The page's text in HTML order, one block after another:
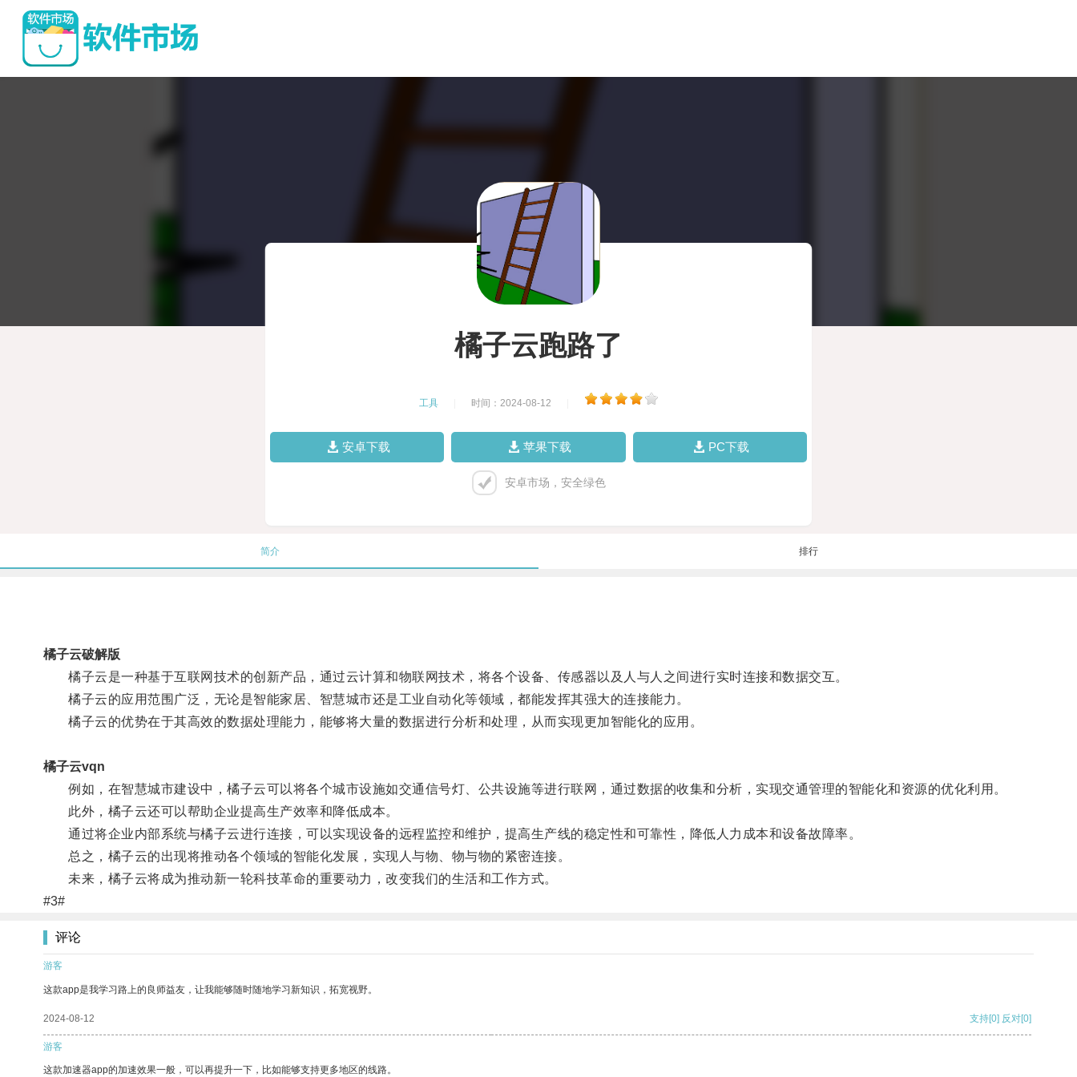
橘子云跑路了
工具 时间：2024-08-12
安卓下载 苹果下载 PC下载
安卓市场，安全绿色
简介 排行
橘子云破解版
橘子云是一种基于互联网技术的创新产品，通过云计算和物联网技术，将各个设备、传感器以及人与人之间进行实时连接和数据交互。
橘子云的应用范围广泛，无论是智能家居、智慧城市还是工业自动化等领域，都能发挥其强大的连接能力。
橘子云的优势在于其高效的数据处理能力，能够将大量的数据进行分析和处理，从而实现更加智能化的应用。
橘子云vqn
例如，在智慧城市建设中，橘子云可以将各个城市设施如交通信号灯、公共设施等进行联网，通过数据的收集和分析，实现交通管理的智能化和资源的优化利用。
此外，橘子云还可以帮助企业提高生产效率和降低成本。
通过将企业内部系统与橘子云进行连接，可以实现设备的远程监控和维护，提高生产线的稳定性和可靠性，降低人力成本和设备故障率。
总之，橘子云的出现将推动各个领域的智能化发展，实现人与物、物与物的紧密连接。
未来，橘子云将成为推动新一轮科技革命的重要动力，改变我们的生活和工作方式。
#3#
评论
游客
这款app是我学习路上的良师益友，让我能够随时随地学习新知识，拓宽视野。
2024-08-12 支持[0] 反对[0]
游客
这款加速器app的加速效果一般，可以再提升一下，比如能够支持更多地区的线路。